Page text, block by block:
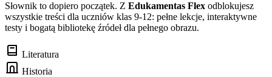
Słownik to dopiero początek. Z Edukamentas Flex odblokujesz
wszystkie treści dla uczniów klas 9-12: pełne lekcje, interaktywne
testy i bogatą bibliotekę źródeł dla pełnego obrazu.
Literatura
Historia